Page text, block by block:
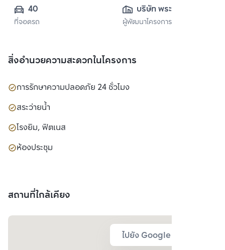
40
ที่จอดรถ
บริษัท พระราม 9
อัลไลแอนซ์ จำกัด
ผู้พัฒนาโครงการ
สิ่งอำนวยความสะดวกในโครงการ
การรักษาความปลอดภัย 24 ชั่วโมง
สระว่ายน้ำ
โรงยิม, ฟิตเนส
ห้องประชุม
สถานที่ใกล้เคียง
ไปยัง Google Map